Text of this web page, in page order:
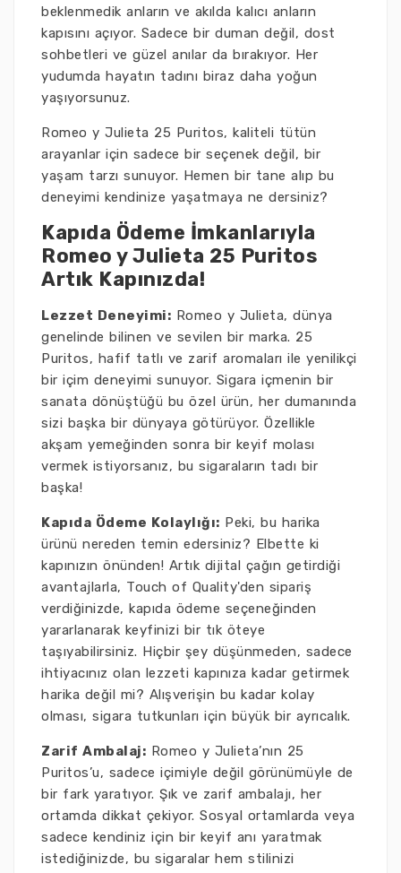
beklenmedik anların ve akılda kalıcı anların
kapısını açıyor. Sadece bir duman değil, dost
sohbetleri ve güzel anılar da bırakıyor. Her
yudumda hayatın tadını biraz daha yoğun
yaşıyorsunuz.
Romeo y Julieta 25 Puritos, kaliteli tütün
arayanlar için sadece bir seçenek değil, bir
yaşam tarzı sunuyor. Hemen bir tane alıp bu
deneyimi kendinize yaşatmaya ne dersiniz?
Kapıda Ödeme İmkanlarıyla
Romeo y Julieta 25 Puritos
Artık Kapınızda!
Lezzet Deneyimi: Romeo y Julieta, dünya
genelinde bilinen ve sevilen bir marka. 25
Puritos, hafif tatlı ve zarif aromaları ile yenilikçi
bir içim deneyimi sunuyor. Sigara içmenin bir
sanata dönüştüğü bu özel ürün, her dumanında
sizi başka bir dünyaya götürüyor. Özellikle
akşam yemeğinden sonra bir keyif molası
vermek istiyorsanız, bu sigaraların tadı bir
başka!
Kapıda Ödeme Kolaylığı: Peki, bu harika
ürünü nereden temin edersiniz? Elbette ki
kapınızın önünden! Artık dijital çağın getirdiği
avantajlarla, Touch of Quality'den sipariş
verdiğinizde, kapıda ödeme seçeneğinden
yararlanarak keyfinizi bir tık öteye
taşıyabilirsiniz. Hiçbir şey düşünmeden, sadece
ihtiyacınız olan lezzeti kapınıza kadar getirmek
harika değil mi? Alışverişin bu kadar kolay
olması, sigara tutkunları için büyük bir ayrıcalık.
Zarif Ambalaj: Romeo y Julieta’nın 25
Puritos’u, sadece içimiyle değil görünümüyle de
bir fark yaratıyor. Şık ve zarif ambalajı, her
ortamda dikkat çekiyor. Sosyal ortamlarda veya
sadece kendiniz için bir keyif anı yaratmak
istediğinizde, bu sigaralar hem stilinizi